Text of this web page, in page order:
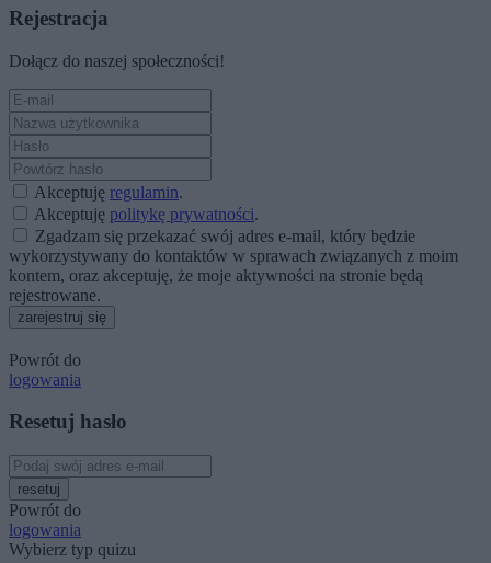
Rejestracja
Dołącz do naszej społeczności!
Akceptuję regulamin.
Akceptuję politykę prywatności.
Zgadzam się przekazać swój adres e-mail, który będzie
wykorzystywany do kontaktów w sprawach związanych z moim
kontem, oraz akceptuję, że moje aktywności na stronie będą
rejestrowane.
zarejestruj się
Powrót do
logowania
Resetuj hasło
resetuj
Powrót do
logowania
Wybierz typ quizu